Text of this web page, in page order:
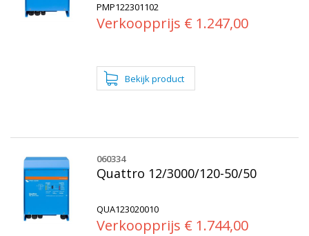
PMP122301102
Verkoopprijs € 1.247,00
Quattro 12/3000/120-50/50
QUA123020010
Verkoopprijs € 1.744,00
060334